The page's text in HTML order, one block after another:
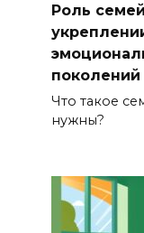
Роль
поколений
Что такое
нужны?